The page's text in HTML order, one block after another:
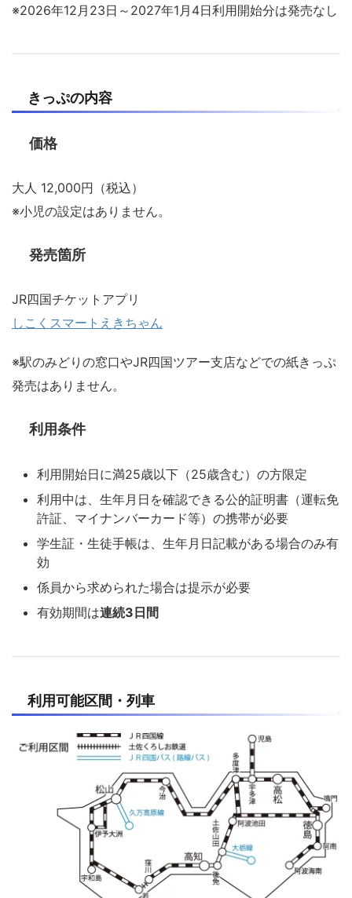
※2026年12月23日～2027年1月4日利用開始分は発売なし
きっぷの内容
価格
大人 12,000円（税込）
※小児の設定はありません。
発売箇所
JR四国チケットアプリ
しこくスマートえきちゃん
※駅のみどりの窓口やJR四国ツアー支店などでの紙きっぷ
発売はありません。
利用条件
利用開始日に満25歳以下（25歳含む）の方限定
利用中は、生年月日を確認できる公的証明書（運転免
許証、マイナンバーカード等）の携帯が必要
学生証・生徒手帳は、生年月日記載がある場合のみ有
効
係員から求められた場合は提示が必要
有効期間は連続3日間
利用可能区間・列車